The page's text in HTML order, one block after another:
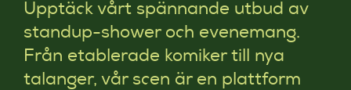
Upptäck vårt spännande utbud av
standup-shower och evenemang.
Från etablerade komiker till nya
talanger, vår scen är en plattform